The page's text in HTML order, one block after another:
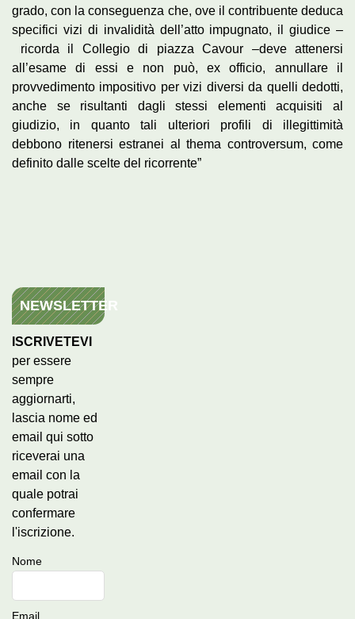
grado, con la conseguenza che, ove il contribuente deduca
specifici vizi di invalidità dell’atto impugnato, il giudice –
ricorda il Collegio di piazza Cavour –deve attenersi
all’esame di essi e non può, ex officio, annullare il
provvedimento impositivo per vizi diversi da quelli dedotti,
anche se risultanti dagli stessi elementi acquisiti al
giudizio, in quanto tali ulteriori profili di illegittimità
debbono ritenersi estranei al thema controversum, come
definito dalle scelte del ricorrente”
NEWSLETTER
ISCRIVETEVI
per essere
sempre
aggiornarti,
lascia nome ed
email qui sotto
riceverai una
email con la
quale potrai
confermare
l'iscrizione.
Nome
Email